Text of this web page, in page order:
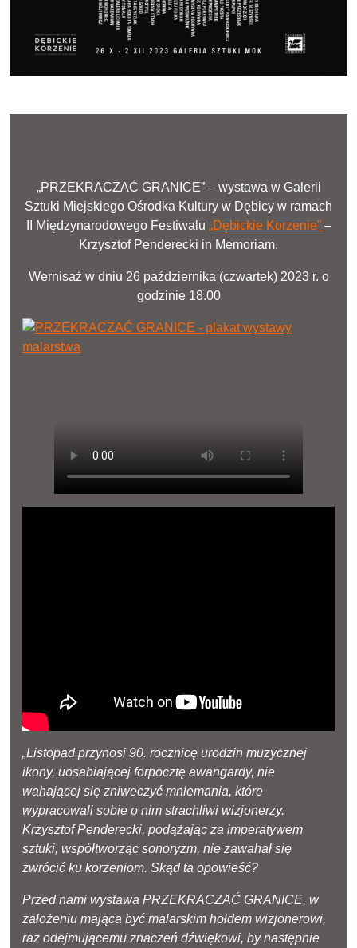
„PRZEKRACZAĆ GRANICE” – wystawa w Galerii
Sztuki Miejskiego Ośrodka Kultury w Dębicy w ramach
II Międzynarodowego Festiwalu „Dębickie Korzenie” –
Krzysztof Penderecki in Memoriam.
Wernisaż w dniu 26 października (czwartek) 2023 r. o
godzinie 18.00
„Listopad przynosi 90. rocznicę urodzin muzycznej
ikony, uosabiającej forpocztę awangardy, nie
wahającej się zniweczyć mniemania, które
wypracowali sobie o nim strachliwi wizjonerzy.
Krzysztof Penderecki, podążając za imperatywem
sztuki, współtworząc sonoryzm, nie zawahał się
zwrócić ku korzeniom. Skąd ta opowieść?
Przed nami wystawa PRZEKRACZAĆ GRANICE, w
założeniu mająca być malarskim hołdem wizjonerowi,
raz odejmującemu znaczeń dźwiękowi, by następnie